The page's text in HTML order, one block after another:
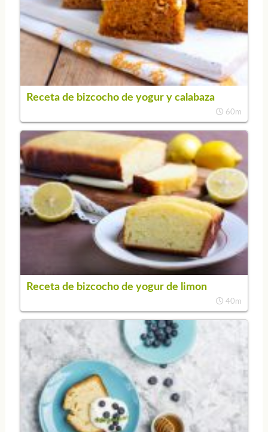
Receta de bizcocho de yogur y calabaza
60m
Receta de bizcocho de yogur de limon
40m